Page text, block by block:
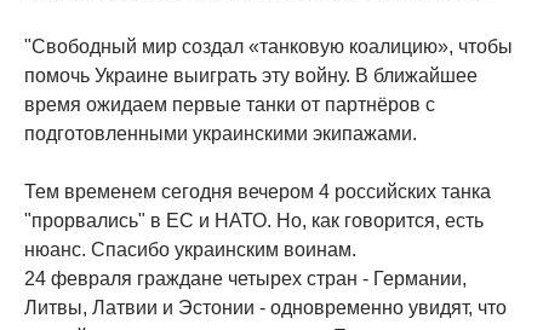
"Свободный мир создал «танковую коалицию», чтобы
помочь Украине выиграть эту войну. В ближайшее
время ожидаем первые танки от партнёров с
подготовленными украинскими экипажами.
Тем временем сегодня вечером 4 российских танка
"прорвались" в ЕС и НАТО. Но, как говорится, есть
нюанс. Спасибо украинским воинам.
24 февраля граждане четырех стран - Германии,
Литвы, Латвии и Эстонии - одновременно увидят, что